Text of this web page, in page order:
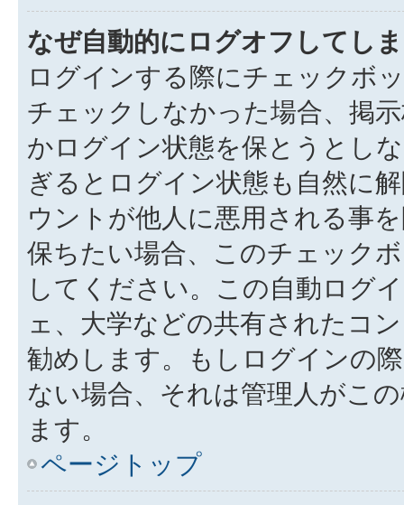
なぜ自動的にログオフしてし
ログインする際にチェックボ
チェックしなかった場合、掲
かログイン状態を保とうとし
ぎるとログイン状態も自然に
ウントが他人に悪用される事
保ちたい場合、このチェック
してください。この自動ログ
ェ、大学などの共有されたコ
勧めします。もしログインの
ない場合、それは管理人がこ
ます。
ページトップ